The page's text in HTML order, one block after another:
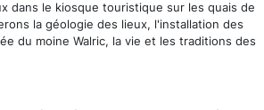
dans le kiosque touristique sur les quais de
la géologie des lieux, l'installation des
du moine Walric, la vie et les traditions des